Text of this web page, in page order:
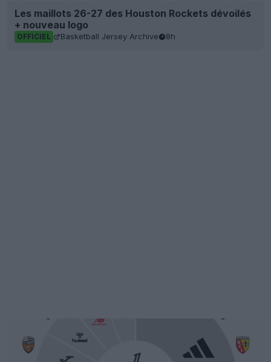
Les maillots 26-27 des Houston Rockets dévoilés
+ nouveau logo
OFFICIEL Basketball Jersey Archive 8h